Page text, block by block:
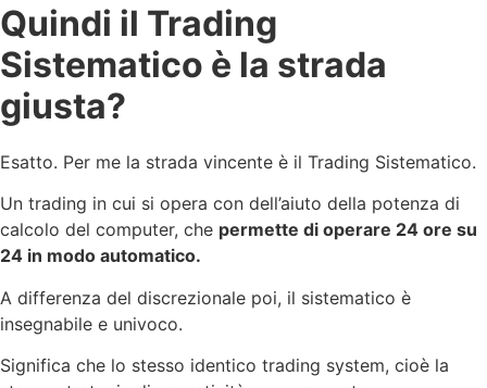
Quindi il Trading
Sistematico è la strada
giusta?
Esatto. Per me la strada vincente è il Trading Sistematico.
Un trading in cui si opera con dell’aiuto della potenza di
calcolo del computer, che permette di operare 24 ore su
24 in modo automatico.
A differenza del discrezionale poi, il sistematico è
insegnabile e univoco.
Significa che lo stesso identico trading system, cioè la